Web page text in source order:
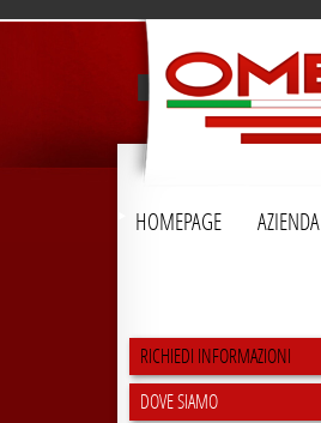
HOMEPAGE AZIENDA
RICHIEDI INFORMAZIONI
DOVE SIAMO